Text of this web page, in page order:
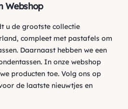
Webshop
u de grootste collectie
compleet met pastafels om
Daarnaast hebben we een
In onze webshop
producten toe. Volg ons op
de laatste nieuwtjes en